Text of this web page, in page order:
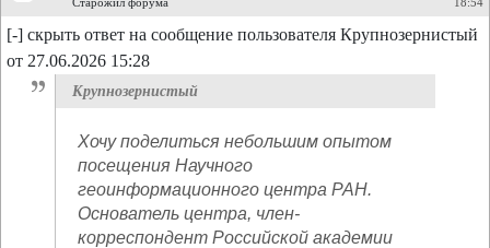
[-] скрыть ответ на сообщение пользователя Крупнозернистый
от 27.06.2026 15:28
Крупнозернистый
Хочу поделиться небольшим опытом
посещения Научного
геоинформационного центра РАН.
Основатель центра, член-
корреспондент Российской академии